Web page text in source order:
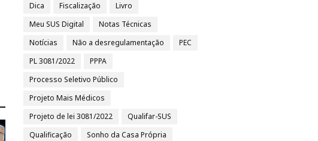
Dica
Fiscalização
Livro
Meu SUS Digital
Notas Técnicas
Notícias
Não a desregulamentação
PEC
PL 3081/2022
PPPA
Processo Seletivo Público
Projeto Mais Médicos
Projeto de lei 3081/2022
Qualifar-SUS
Qualificação
Sonho da Casa Própria